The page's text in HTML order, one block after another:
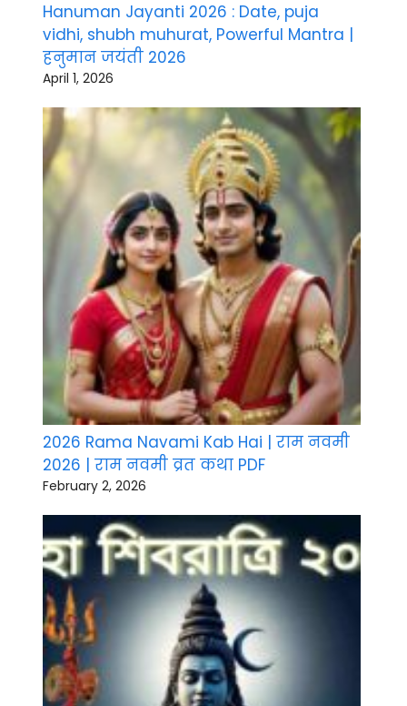
Hanuman Jayanti 2026 : Date, puja
vidhi, shubh muhurat, Powerful Mantra |
हनुमान जयंती 2026
April 1, 2026
2026 Rama Navami Kab Hai | राम नवमी
2026 | राम नवमी व्रत कथा PDF
February 2, 2026